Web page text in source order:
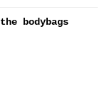
bodybags